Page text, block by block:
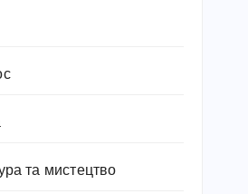
та мистецтво